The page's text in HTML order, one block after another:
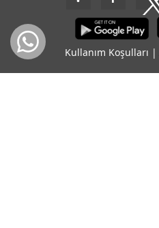
Kullanım Koşulları |